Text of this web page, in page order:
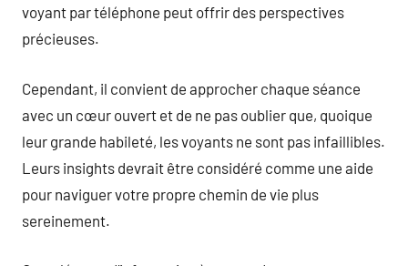
voyant par téléphone peut offrir des perspectives
précieuses.
Cependant, il convient de approcher chaque séance
avec un cœur ouvert et de ne pas oublier que, quoique
leur grande habileté, les voyants ne sont pas infaillibles.
Leurs insights devrait être considéré comme une aide
pour naviguer votre propre chemin de vie plus
sereinement.